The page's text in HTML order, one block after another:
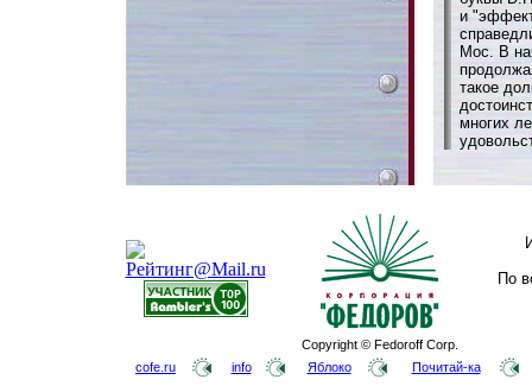
и
Мос. В
такое
многих
Copyright © Fedoroff Corp.
По
cofe.ru info Яблоко Почитай-ка